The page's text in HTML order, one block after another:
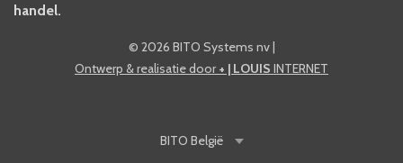
handel.
© 2026 BITO Systems nv|
Ontwerp & realisatie door+ | LOUIS INTERNET
BITO België